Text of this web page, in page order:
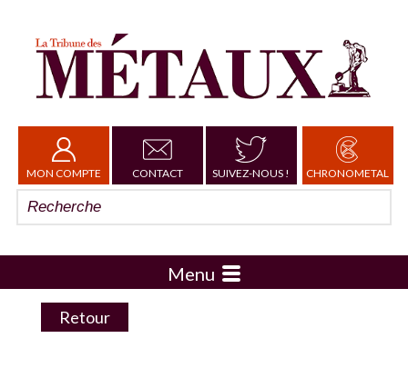
MON COMPTE CONTACT SUIVEZ-NOUS ! CHRONOMETAL
Menu
Retour